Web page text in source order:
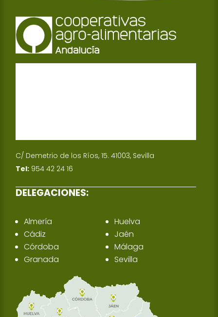
C/ Demetrio de los Ríos, 15. 41003, Sevilla
Tel: 954 42 24 16
DELEGACIONES:
Almería
Cádiz
Córdoba
Granada
Huelva
Jaén
Málaga
Sevilla